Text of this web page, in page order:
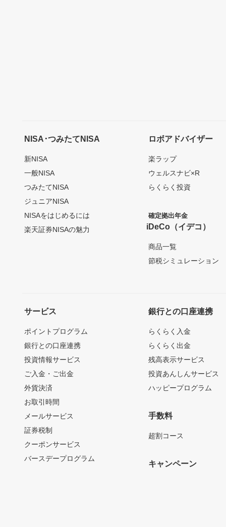
NISA･つみたてNISA
新NISA
一般NISA
つみたてNISA
ジュニアNISA
NISAをはじめるには
楽天証券NISAの魅力
ロボアドバイザー
楽ラップ
ウェルスナビ×R
らくらく投資
確定拠出年金
iDeCo（イデコ）
商品一覧
節税シミュレーション
サービス
ポイントプログラム
銀行との口座連携
投資情報サービス
ご入金・ご出金
外貨決済
お取引時間
メールサービス
証券税制
クーポンサービス
バースデープログラム
銀行との口座連携
らくらく入金
らくらく出金
残高表示サービス
投資あんしんサービス
ハッピープログラム
手数料
超割コース
キャンペーン